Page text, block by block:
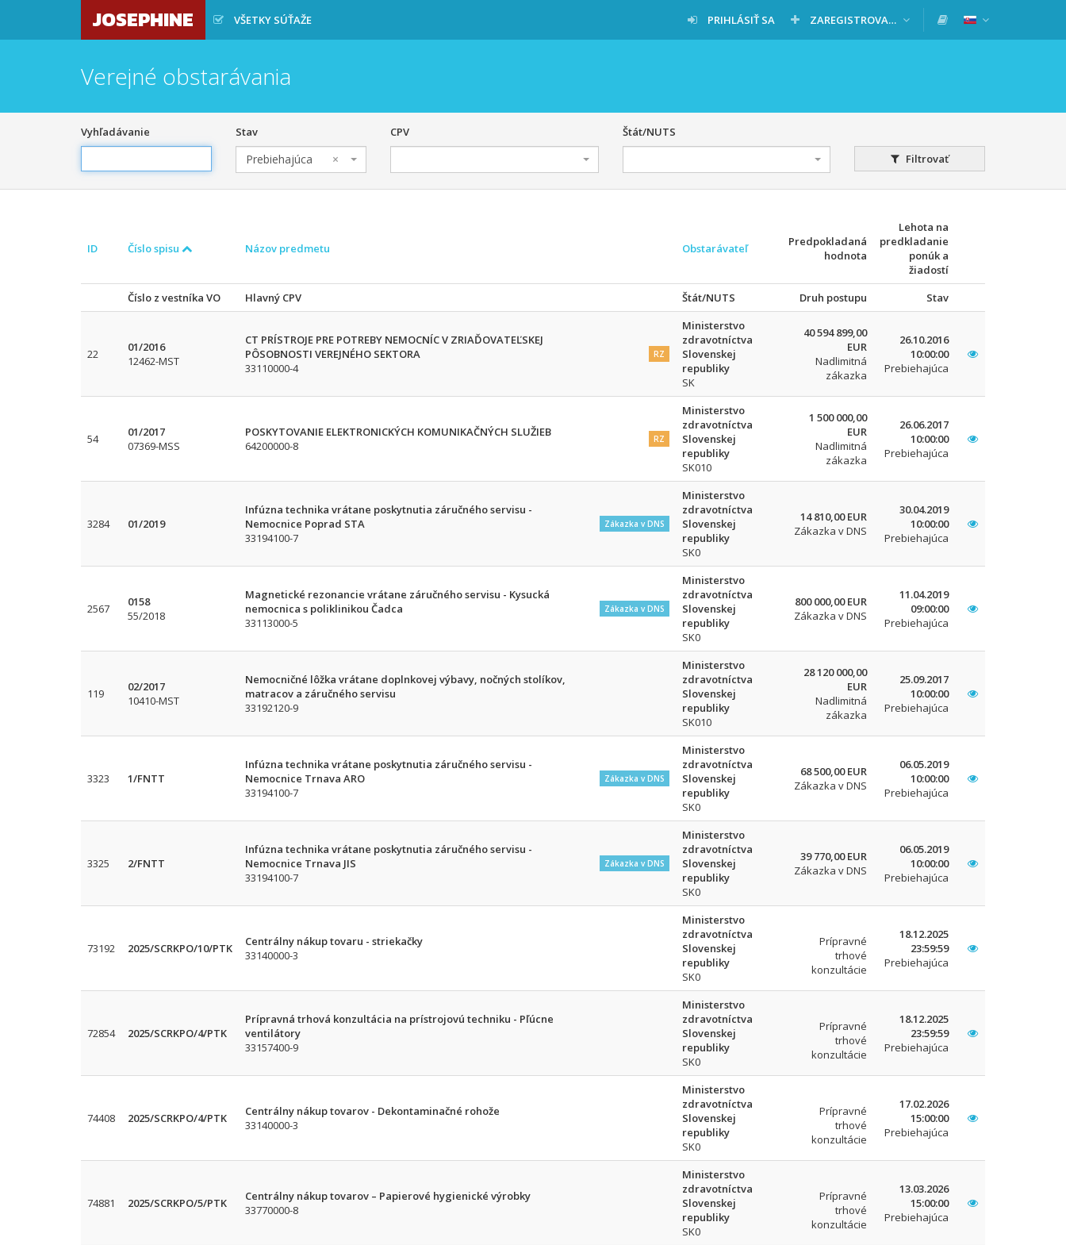
JOSEPHINE VŠETKY SÚŤAŽE PRIHLÁSIŤ SA ZAREGISTROVAŤ SA
Verejné obstarávania
Vyhľadávanie Stav
×
Prebiehajúca
CPV
Štát/NUTS
Filtrovať
ID Číslo spisu Názov predmetu Obstarávateľ
Predpokladaná
hodnota
Lehota na
predkladanie
ponúk a
žiadostí
Číslo z vestníka VO
Hlavný CPV Štát/NUTS Druh postupu Stav
22
01/2016
12462-MST
CT PRÍSTROJE PRE POTREBY NEMOCNÍC V ZRIAĎOVATEĽSKEJ
PÔSOBNOSTI VEREJNÉHO SEKTORA
33110000-4
RZ
Ministerstvo
zdravotníctva
Slovenskej
republiky
SK
40 594 899,00
EUR
Nadlimitná
zákazka
26.10.2016
10:00:00
Prebiehajúca
54
01/2017
07369-MSS
POSKYTOVANIE ELEKTRONICKÝCH KOMUNIKAČNÝCH SLUŽIEB
64200000-8
RZ
Ministerstvo
zdravotníctva
Slovenskej
republiky
SK010
1 500 000,00
EUR
Nadlimitná
zákazka
26.06.2017
10:00:00
Prebiehajúca
3284 01/2019
Infúzna technika vrátane poskytnutia záručného servisu -
Nemocnice Poprad STA
33194100-7
Zákazka v DNS
Ministerstvo
zdravotníctva
Slovenskej
republiky
SK0
14 810,00 EUR
Zákazka v DNS
30.04.2019
10:00:00
Prebiehajúca
2567
0158
55/2018
Magnetické rezonancie vrátane záručného servisu - Kysucká
nemocnica s poliklinikou Čadca
33113000-5
Zákazka v DNS
Ministerstvo
zdravotníctva
Slovenskej
republiky
SK0
800 000,00 EUR
Zákazka v DNS
11.04.2019
09:00:00
Prebiehajúca
119
02/2017
10410-MST
Nemocničné lôžka vrátane doplnkovej výbavy, nočných stolíkov,
matracov a záručného servisu
33192120-9
Ministerstvo
zdravotníctva
Slovenskej
republiky
SK010
28 120 000,00
EUR
Nadlimitná
zákazka
25.09.2017
10:00:00
Prebiehajúca
3323 1/FNTT
Infúzna technika vrátane poskytnutia záručného servisu -
Nemocnice Trnava ARO
33194100-7
Zákazka v DNS
Ministerstvo
zdravotníctva
Slovenskej
republiky
SK0
68 500,00 EUR
Zákazka v DNS
06.05.2019
10:00:00
Prebiehajúca
3325 2/FNTT
Infúzna technika vrátane poskytnutia záručného servisu -
Nemocnice Trnava JIS
33194100-7
Zákazka v DNS
Ministerstvo
zdravotníctva
Slovenskej
republiky
SK0
39 770,00 EUR
Zákazka v DNS
06.05.2019
10:00:00
Prebiehajúca
73192 2025/SCRKPO/10/PTK
Centrálny nákup tovaru - striekačky
33140000-3
Ministerstvo
zdravotníctva
Slovenskej
republiky
SK0
Prípravné
trhové
konzultácie
18.12.2025
23:59:59
Prebiehajúca
72854 2025/SCRKPO/4/PTK
Prípravná trhová konzultácia na prístrojovú techniku - Pľúcne
ventilátory
33157400-9
Ministerstvo
zdravotníctva
Slovenskej
republiky
SK0
Prípravné
trhové
konzultácie
18.12.2025
23:59:59
Prebiehajúca
74408 2025/SCRKPO/4/PTK
Centrálny nákup tovarov - Dekontaminačné rohože
33140000-3
Ministerstvo
zdravotníctva
Slovenskej
republiky
SK0
Prípravné
trhové
konzultácie
17.02.2026
15:00:00
Prebiehajúca
74881 2025/SCRKPO/5/PTK
Centrálny nákup tovarov – Papierové hygienické výrobky
33770000-8
Ministerstvo
zdravotníctva
Slovenskej
republiky
SK0
Prípravné
trhové
konzultácie
13.03.2026
15:00:00
Prebiehajúca